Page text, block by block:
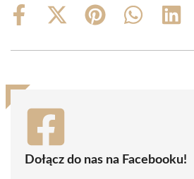
Share
Share
(Twitter)
Share
Share
Share
Dołącz do nas na Facebooku!